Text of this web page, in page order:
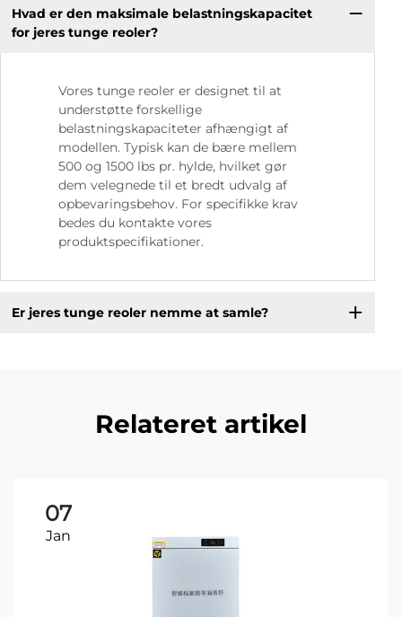
Hvad er den maksimale belastningskapacitet
for jeres tunge reoler?
Vores tunge reoler er designet til at
understøtte forskellige
belastningskapaciteter afhængigt af
modellen. Typisk kan de bære mellem
500 og 1500 lbs pr. hylde, hvilket gør
dem velegnede til et bredt udvalg af
opbevaringsbehov. For specifikke krav
bedes du kontakte vores
produktspecifikationer.
Er jeres tunge reoler nemme at samle?
Relateret artikel
07
Jan